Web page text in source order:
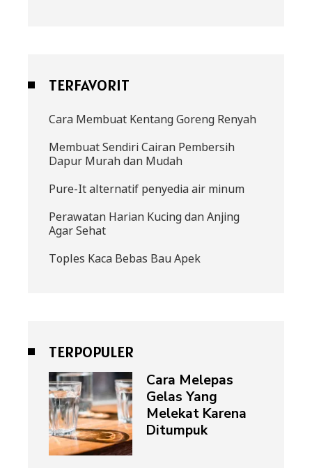
TERFAVORIT
Cara Membuat Kentang Goreng Renyah
Membuat Sendiri Cairan Pembersih
Dapur Murah dan Mudah
Pure-It alternatif penyedia air minum
Perawatan Harian Kucing dan Anjing
Agar Sehat
Toples Kaca Bebas Bau Apek
TERPOPULER
Cara Melepas
Gelas Yang
Melekat Karena
Ditumpuk